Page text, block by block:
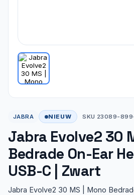
JABRA NIEUW SKU 23089-
Jabra Evolve2 30
Bedrade On-Ear
USB-C | Zwart
Jabra Evolve2 30 MS | Mono